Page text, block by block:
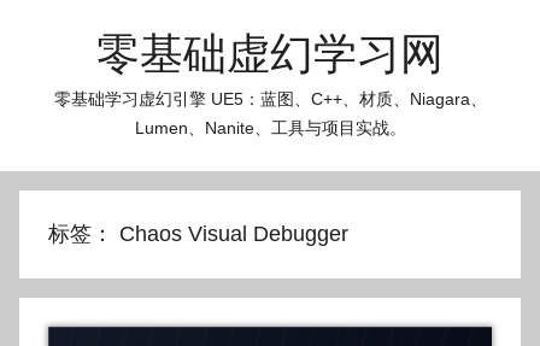
零基础虚幻学习网
零基础学习虚幻引擎 UE5：蓝图、C++、材质、Niagara、
Lumen、Nanite、工具与项目实战。
标签： Chaos Visual Debugger